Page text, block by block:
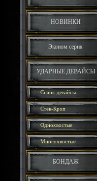
НОВИНКИ
Эконом серия
УДАРНЫЕ ДЕВАЙСЫ
Спанк-девайсы
Стек-Кроп
Однохвостые
Многохвостые
БОНДАЖ